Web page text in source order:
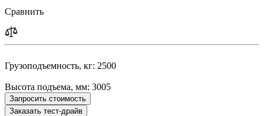
Сравнить
Грузоподъемность, кг: 2500
Высота подъема, мм: 3005
Запросить стоимость
Заказать тест-драйв